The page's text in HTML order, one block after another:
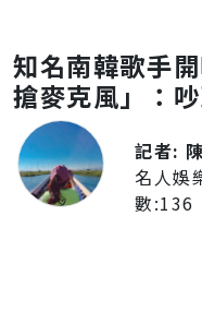
知名南韓歌手
搶麥克風」：
記者:
名人娛
數:136